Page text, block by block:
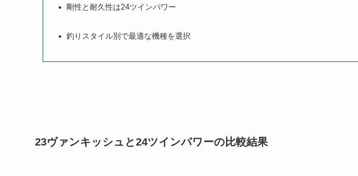
剛性と耐久性は24ツインパワー
釣りスタイル別で最適な機種を選択
23ヴァンキッシュと24ツインパワーの比較結果